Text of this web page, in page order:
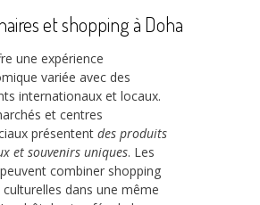
et shopping à Doha
une expérience
variée avec des
internationaux et locaux.
et centres
présentent des produits
et souvenirs uniques. Les
combiner shopping
dans une même